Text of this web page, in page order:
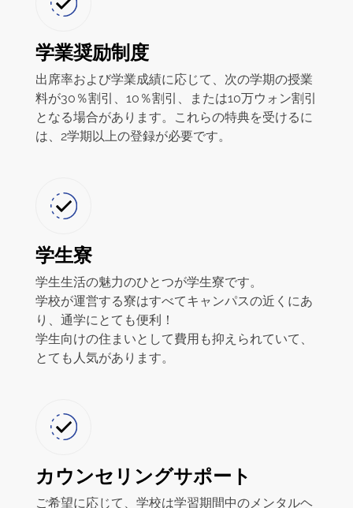
学業奨励制度
出席率および学業成績に応じて、次の学期の授業
料が30％割引、10％割引、または10万ウォン割引
となる場合があります。これらの特典を受けるに
は、2学期以上の登録が必要です。
学生寮
学生生活の魅力のひとつが学生寮です。
学校が運営する寮はすべてキャンパスの近くにあ
り、通学にとても便利！
学生向けの住まいとして費用も抑えられていて、
とても人気があります。
カウンセリングサポート
ご希望に応じて、学校は学習期間中のメンタルヘ